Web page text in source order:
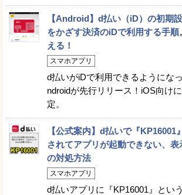
【Android】d払い（iD）の初期
をかざす決済のiDで利用する手
える！
スマホアプリ
d払いがiDで利用できるようにな
ndroidが先行リリース！iOS向け
定。
【公式案内】d払いで『KP16001
されてアプリが起動できない、
の対処方法
スマホアプリ
d払いアプリに『KP16001』とい